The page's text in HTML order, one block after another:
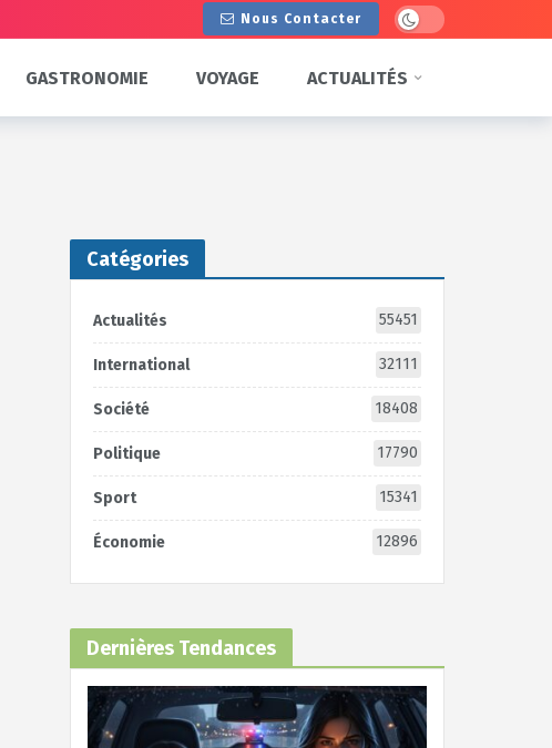
Nous Contacter Dark mode
GASTRONOMIE VOYAGE ACTUALITÉS
Catégories
Actualités 55451
International 32111
Société 18408
Politique 17790
Sport 15341
Économie 12896
Dernières Tendances